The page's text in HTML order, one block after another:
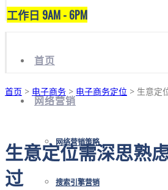
工作日 9AM - 6PM
首页
网络营销
网络营销策略
搜索引擎营销
首页 > 电子商务 > 电子商务定位 > 生意定
生意定位需深思熟
过